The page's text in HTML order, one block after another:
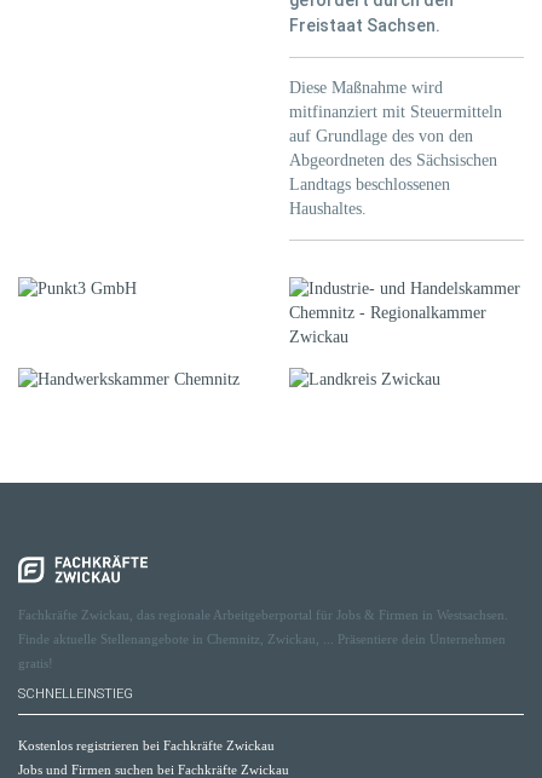
Freistaat Sachsen.
Diese Maßnahme wird
mitfinanziert mit Steuermitteln
auf Grundlage des von den
Abgeordneten des Sächsischen
Landtags beschlossenen
Haushaltes.
Fachkräfte Zwickau, das regionale Arbeitgeberportal für Jobs & Firmen in Westsachsen.
Finde aktuelle Stellenangebote in Chemnitz, Zwickau, ... Präsentiere dein Unternehmen
gratis!
SCHNELLEINSTIEG
Kostenlos registrieren bei Fachkräfte Zwickau
Jobs und Firmen suchen bei Fachkräfte Zwickau